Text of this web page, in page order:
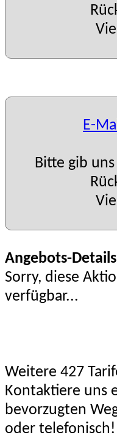
E-
Bitte gib
Angebots-
Sorry, diese
verfügbar...
Weitere 427
Kontaktiere uns
bevorzugten
oder